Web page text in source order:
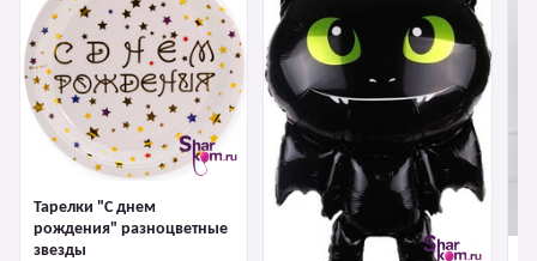
Тарелки "С днем
рождения" разноцветные
звезды